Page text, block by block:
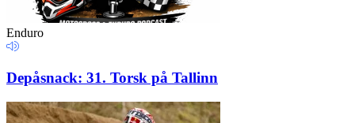
Enduro
Depåsnack: 31. Torsk på Tallinn